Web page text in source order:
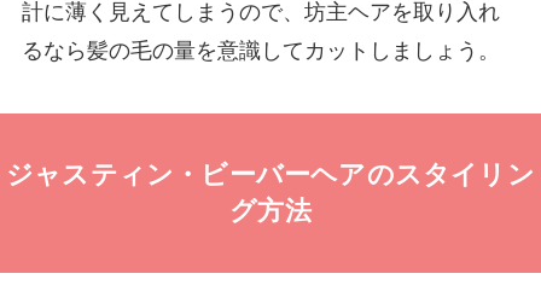
計に薄く見えてしまうので、坊主ヘアを取り入れ
るなら髪の毛の量を意識してカットしましょう。
ジャスティン・ビーバーヘアのスタイリン
グ方法